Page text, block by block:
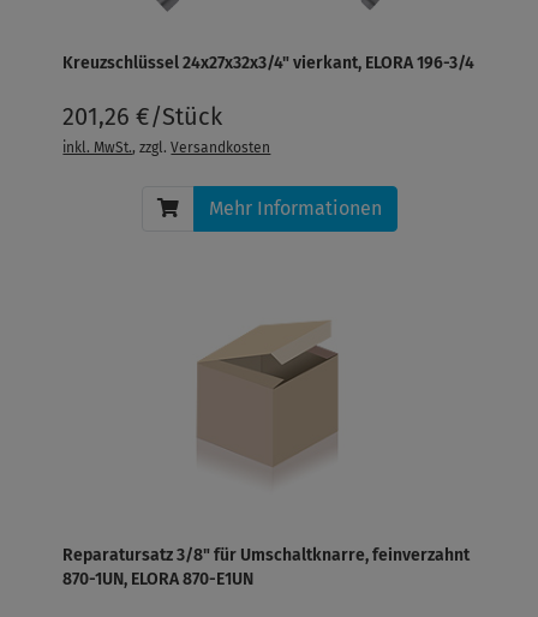
Kreuzschlüssel 24x27x32x3/4" vierkant, ELORA 196-3/4
201,26 €/Stück
inkl. MwSt., zzgl.Versandkosten
Mehr Informationen
Reparatursatz 3/8" für Umschaltknarre, feinverzahnt
870-1UN, ELORA 870-E1UN